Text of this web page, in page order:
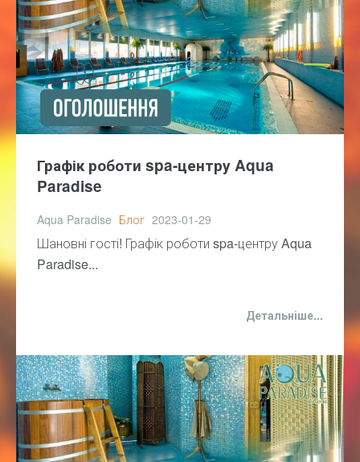
Графік роботи spa-центру Aqua
Paradise
Aqua Paradise Блог 2023-01-29
Шановні гості! Графік роботи spa-центру Aqua
Paradise...
Детальніше...